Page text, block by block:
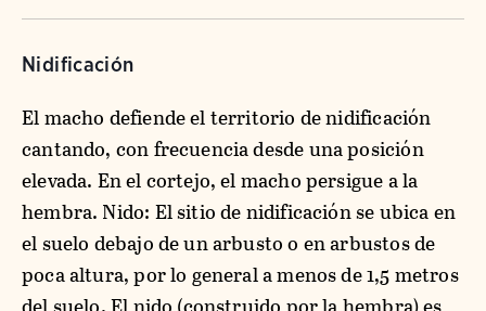
Nidificación
El macho defiende el territorio de nidificación
cantando, con frecuencia desde una posición
elevada. En el cortejo, el macho persigue a la
hembra. Nido: El sitio de nidificación se ubica en
el suelo debajo de un arbusto o en arbustos de
poca altura, por lo general a menos de 1,5 metros